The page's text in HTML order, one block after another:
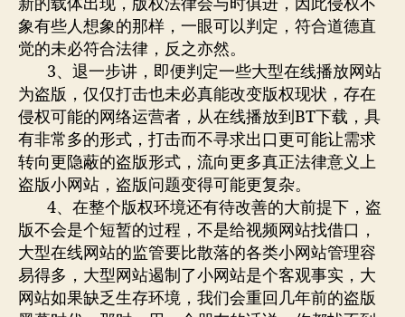
象有些人想象的那样，一眼可以判定，符合道德直
觉的未必符合法律，反之亦然。
3、退一步讲，即便判定一些大型在线播放网站
为盗版，仅仅打击也未必真能改变版权现状，存在
侵权可能的网络运营者，从在线播放到BT下载，具
有非常多的形式，打击而不寻求出口更可能让需求
转向更隐蔽的盗版形式，流向更多真正法律意义上
盗版小网站，盗版问题变得可能更复杂。
4、在整个版权环境还有待改善的大前提下，盗
版不会是个短暂的过程，不是给视频网站找借口，
大型在线网站的监管要比散落的各类小网站管理容
易得多，大型网站遏制了小网站是个客观事实，大
网站如果缺乏生存环境，我们会重回几年前的盗版